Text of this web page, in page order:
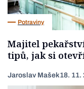
Potraviny
Majitel
tipů, jak si
Jaroslav Mašek18. 11.